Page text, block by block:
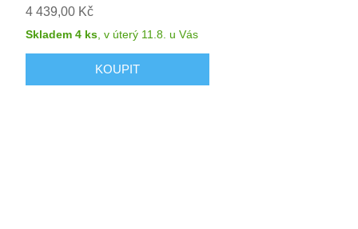
4 439,00 Kč
Skladem 4 ks ,v úterý 11.8. u Vás